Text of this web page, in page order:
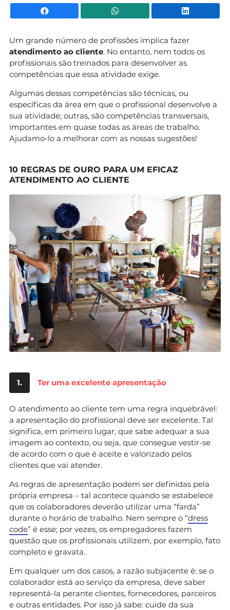
Facebook WhatsApp
Um grande número de profissões implica fazer
atendimento ao cliente. No entanto, nem todos os
profissionais são treinados para desenvolver as
competências que essa atividade exige.
Algumas dessas competências são técnicas, ou
específicas da área em que o profissional desenvolve a
sua atividade; outras, são competências transversais,
importantes em quase todas as áreas de trabalho.
Ajudamo-lo a melhorar com as nossas sugestões!
10 REGRAS DE OURO PARA UM EFICAZ
ATENDIMENTO AO CLIENTE
1. Ter uma excelente apresentação
O atendimento ao cliente tem uma regra inquebrável:
a apresentação do profissional deve ser excelente. Tal
significa, em primeiro lugar, que sabe adequar a sua
imagem ao contexto, ou seja, que consegue vestir-se
de acordo com o que é aceite e valorizado pelos
clientes que vai atender.
As regras de apresentação podem ser definidas pela
própria empresa – tal acontece quando se estabelece
que os colaboradores deverão utilizar uma “farda”
durante o horário de trabalho. Nem sempre o “dress
code” é esse; por vezes, os empregadores fazem
questão que os profissionais utilizem, por exemplo, fato
completo e gravata.
Em qualquer um dos casos, a razão subjacente é: se o
colaborador está ao serviço da empresa, deve saber
representá-la perante clientes, fornecedores, parceiros
e outras entidades. Por isso já sabe: cuide da sua